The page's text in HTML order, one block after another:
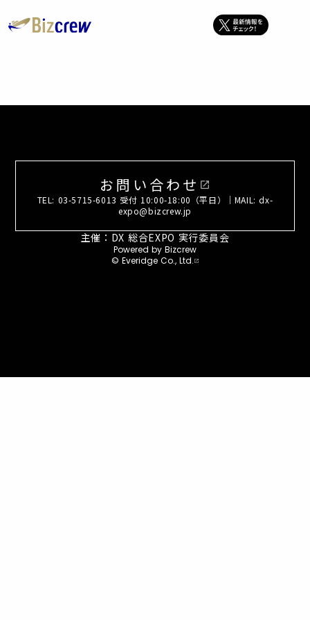
お問い合わせ open_in_new
TEL: 03-5715-6013 受付 10:00-18:00（平日）｜MAIL: dx-
expo@bizcrew.jp
主催：DX 総合EXPO 実行委員会
Powered by Bizcrew
© Everidge Co., Ltd. open_in_new